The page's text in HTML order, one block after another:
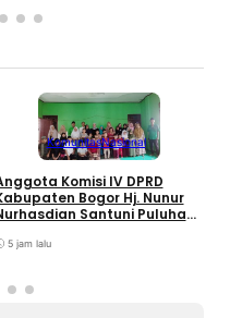
KomunitasNasional
Komisi IV DPRD
Bogor Hj. Nunur
Santuni Puluhan
5 jam lalu